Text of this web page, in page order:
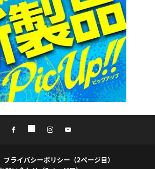
プライバシーポリシー（2ページ目）